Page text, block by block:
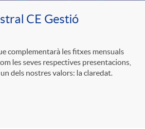
CE Gestió
complementarà les fitxes mensuals
les seves respectives presentacions,
dels nostres valors: la claredat.